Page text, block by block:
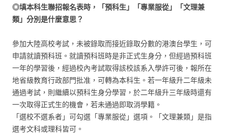
◎填本科生聯招報名表時，「預科生」 「專業服從」
「文理兼
類」分別是什麼意思？
參加大陸高校考試，未被錄取而接近錄取分數的港澳台學生，可
申請就讀預科班。就讀預科班時是非正式生身分，但經過預科班
一年的學習後，經過校內考試取得該校該系入學許可後，報所在
地省級教育行政部門批准，可轉為本科生。若一年級升二年級未
通過考試，則繼續以預科生身分學習，於二年級升三年級時還有
一次取得正式生的機會，若未通過即取消學籍。
「選校不選系者」可勾選「專業服從」選項。「文理兼類」是指
選考文科或理科皆可。